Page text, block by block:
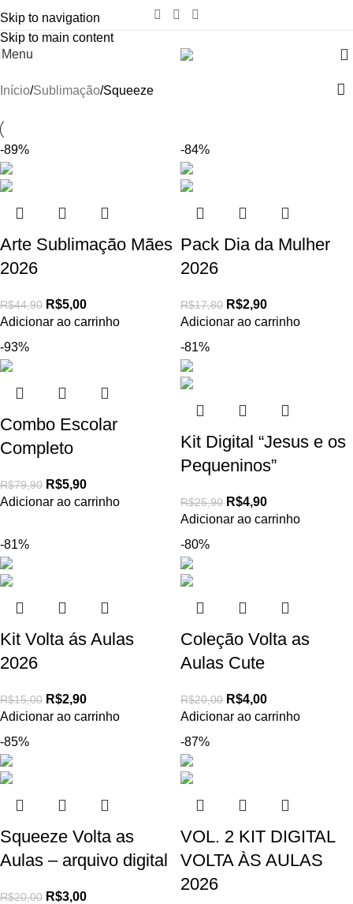
Skip to navigation
Skip to main content
Menu
Início Sublimação Squeeze
-89%
Arte Sublimação Mães
2026
R$44,90 R$5,00
Adicionar ao carrinho
-84%
Pack Dia da Mulher
2026
R$17,80 R$2,90
Adicionar ao carrinho
-93%
Combo Escolar
Completo
R$79,90 R$5,90
Adicionar ao carrinho
-81%
Kit Digital “Jesus e os
Pequeninos”
R$25,90 R$4,90
Adicionar ao carrinho
-81%
Kit Volta ás Aulas
2026
R$15,00 R$2,90
Adicionar ao carrinho
-80%
Coleção Volta as
Aulas Cute
R$20,00 R$4,00
Adicionar ao carrinho
-85%
Squeeze Volta as
Aulas – arquivo digital
R$20,00 R$3,00
-87%
VOL. 2 KIT DIGITAL
VOLTA ÀS AULAS
2026